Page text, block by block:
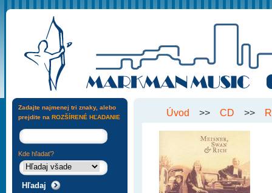
Úvod >> CD >>
Zadajte najmenej tri znaky, alebo
prejdite na ROZŠÍRENÉ HĽADANIE
Kde hľadať?